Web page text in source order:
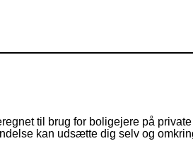
til brug for boligejere på
kan udsætte dig selv og